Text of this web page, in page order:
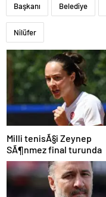
Başkanı Belediye
Nilüfer
Milli tenisÃ§i Zeynep
SÃ¶nmez final turunda